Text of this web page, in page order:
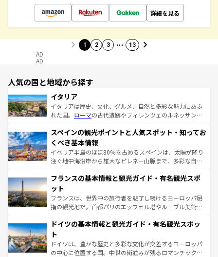
詳細を見る
1 2 3 … 13
AD
AD
人気の国と地域から探す
イタリア
イタリアは歴史、文化、グルメ、自然と多彩な魅力にあふ
れた国。 ローマの古代遺跡やフィレンツェのルネッサンス
ろん、トスカーナの美しい田園風景やアマルフィ海岸の絶
景など、自然景観も見逃せない。観光の合間には、本場の
ピザやパスタなど、絶品のイタリア料理を堪能することも
できる。朝目覚めてから夜眠るまで、すべての瞬間を楽し
なお、新着のイタリア情報はコンテンツ一覧を参照してほ
しい。
スペインの観光ポイントと人気スポット・知ってお
くべき基本情報
イベリア半島のほぼ80％を占めるスペインは、太陽が降り
注ぐ地中海沿岸から雄大なピレネー山脈まで、多彩な自然
文化が根付くこの国では、情熱的なフラメンコ、熱気あふ
れる闘牛、そして美味しいタパスが生活の一部となってい
る。首都マドリードの洗練された雰囲気や、バルセロナの
アートに溢れた街角から、地方では古代ローマ遺跡や中世
せる。地方によって風土や気候が異なるスペインはその個
ンテンツ一覧 を参照してほしい。
フランスの基本情報と観光ガイド・有名観光スポ
ット
フランスは、世界中の旅行者を魅了し続けるヨーロッパ屈
指の観光地だ。首都パリのエッフェル塔やルーブル美術館
で、幅広い魅力が詰まっている。華麗な宮殿、歴史的な大
聖堂、美しいビーチ、そして豊かな自然が、訪れる者を心
から魅了する。また、フランスは美食の国としても知ら
れ、フランス料理はユネスコ無形文化遺産にも登録されて
ドイツの基本情報と観光ガイド・有名観光スポッ
ト
ドイツは、豊かな歴史と多彩な文化が交差するヨーロッパ
の中心に位置する国。中世の街並みが残るロマンチック街